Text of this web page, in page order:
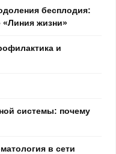
бесплодия:
«Линия жизни»
и
системы: почему
в сети